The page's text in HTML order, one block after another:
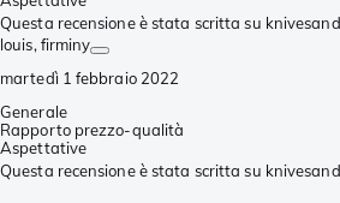
Questa recensione è stata scritta su
louis, firminy
martedì 1 febbraio 2022
Generale
Rapporto prezzo-qualità
Aspettative
Questa recensione è stata scritta su